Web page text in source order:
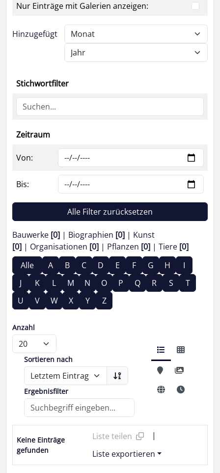
Nur Einträge mit Galerien anzeigen:
Hinzugefügt
Stichwortfilter
Zeitraum
Von:
Bis:
Alle Filter zurücksetzen
Bauwerke [0] Biographien [0]
Kunst
[0]
Organisationen [0] Pflanzen [0] Tiere [0]
Alle
A B C D E F G H
I
J
K L M N O P Q R S
T
U
V W X Y Z
Anzahl
Sortieren nach
Ergebnisfilter
Keine Einträge
gefunden
Liste teilen
|
Liste exportieren